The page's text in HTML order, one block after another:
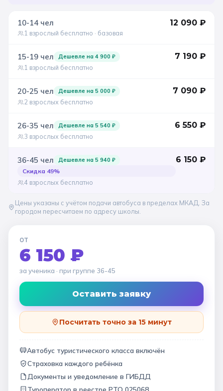
10-14 чел
1 взрослый бесплатно · базовая
12 090 ₽
15-19 чел Дешевле на 4 900 ₽
1 взрослый бесплатно
7 190 ₽
20-25 чел Дешевле на 5 000 ₽
2 взрослых бесплатно
7 090 ₽
26-35 чел Дешевле на 5 540 ₽
3 взрослых бесплатно
6 550 ₽
36-45 чел
Скидка 49%
Дешевле на 5 940 ₽
4 взрослых бесплатно
6 150 ₽
Цены указаны с учётом подачи автобуса в пределах МКАД. За
городом пересчитаем по адресу школы.
ОТ
6 150 ₽
за ученика · при группе 36-45
Оставить заявку
Посчитать точно за 15 минут
Автобус туристического класса включён
Страховка каждого ребёнка
Документы и уведомление в ГИБДД